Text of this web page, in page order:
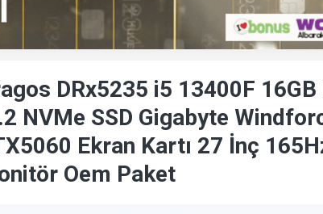
DRx5235 i5 13400F 16GB
NVMe SSD Gigabyte
Ekran Kartı 27 İnç
Oem Paket